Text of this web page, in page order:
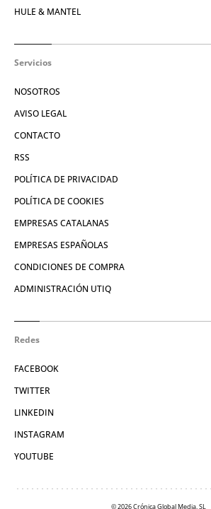
HULE & MANTEL
Servicios
NOSOTROS
AVISO LEGAL
CONTACTO
RSS
POLÍTICA DE PRIVACIDAD
POLÍTICA DE COOKIES
EMPRESAS CATALANAS
EMPRESAS ESPAÑOLAS
CONDICIONES DE COMPRA
ADMINISTRACIÓN UTIQ
Redes
FACEBOOK
TWITTER
LINKEDIN
INSTAGRAM
YOUTUBE
© 2026 Crónica Global Media, SL